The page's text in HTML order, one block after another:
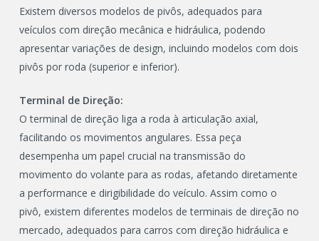
Existem diversos modelos de pivôs, adequados para
veículos com direção mecânica e hidráulica, podendo
apresentar variações de design, incluindo modelos com dois
pivôs por roda (superior e inferior).
Terminal de Direção:
O terminal de direção liga a roda à articulação axial,
facilitando os movimentos angulares. Essa peça
desempenha um papel crucial na transmissão do
movimento do volante para as rodas, afetando diretamente
a performance e dirigibilidade do veículo. Assim como o
pivô, existem diferentes modelos de terminais de direção no
mercado, adequados para carros com direção hidráulica e